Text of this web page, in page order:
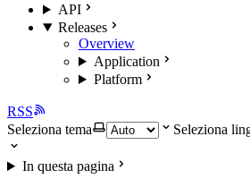
API
Releases
Overview
Application
Platform
RSS
Seleziona tema
Seleziona
In questa pagina